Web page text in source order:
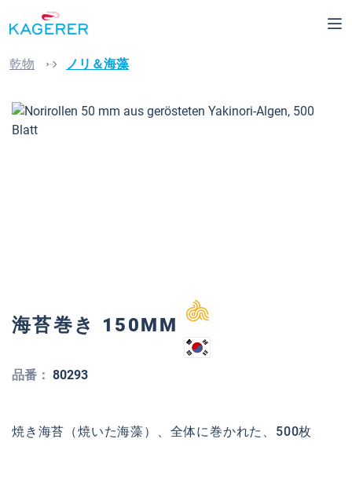
content
乾物 ノリ＆海藻
Skip image gallery
海苔巻き 150MM
品番： 80293
焼き海苔（焼いた海藻）、全体に巻かれた、500枚